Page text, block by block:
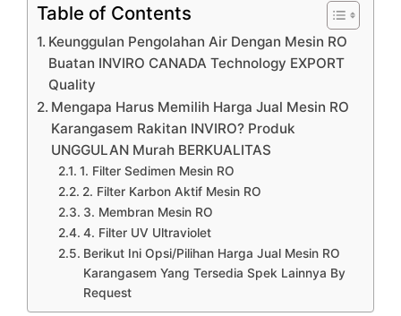
Table of Contents
Keunggulan Pengolahan Air Dengan Mesin RO
Buatan INVIRO CANADA Technology EXPORT
Quality
Mengapa Harus Memilih Harga Jual Mesin RO
Karangasem Rakitan INVIRO? Produk
UNGGULAN Murah BERKUALITAS
1. Filter Sedimen Mesin RO
2. Filter Karbon Aktif Mesin RO
3. Membran Mesin RO
4. Filter UV Ultraviolet
Berikut Ini Opsi/Pilihan Harga Jual Mesin RO
Karangasem Yang Tersedia Spek Lainnya By
Request